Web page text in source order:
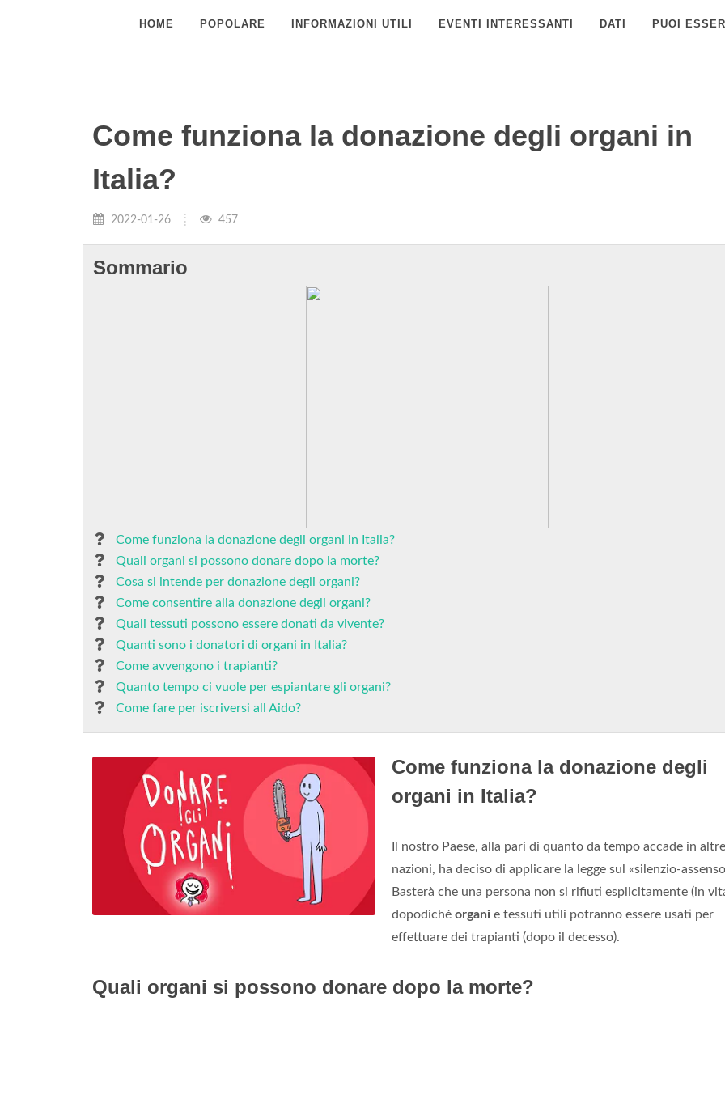
HOME POPOLARE INFORMAZIONI UTILI EVENTI INTERESSANTI DATI PUOI
Come funziona la donazione degli organi in
Italia?
2022-01-26 457
Sommario
Come funziona la donazione degli organi in Italia?
Quali organi si possono donare dopo la morte?
Cosa si intende per donazione degli organi?
Come consentire alla donazione degli organi?
Quali tessuti possono essere donati da vivente?
Quanti sono i donatori di organi in Italia?
Come avvengono i trapianti?
Quanto tempo ci vuole per espiantare gli organi?
Come fare per iscriversi all Aido?
Come funziona la donazione degli
organi in Italia?
Il nostro Paese, alla pari di quanto da tempo accade in altre
nazioni, ha deciso di applicare la legge sul «silenzio-
Basterà che una persona non si rifiuti esplicitamente (in
dopodiché organi e tessuti utili potranno essere usati per
effettuare dei trapianti (dopo il decesso).
Quali organi si possono donare dopo la morte?